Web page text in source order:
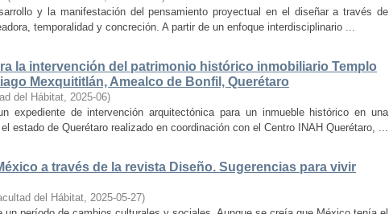
y la manifestación del pensamiento proyectual en el diseñar a través de
temporalidad y concreción. A partir de un enfoque interdisciplinario ...
la intervención del patrimonio histórico inmobiliario Templo
Mexquititlán, Amealco de Bonfil, Querétaro
del Hábitat, 2025-06)
expediente de intervención arquitectónica para un inmueble histórico en una
estado de Querétaro realizado en coordinación con el Centro INAH Querétaro, ...
a través de la revista Diseño. Sugerencias para vivir
del Hábitat, 2025-05-27)